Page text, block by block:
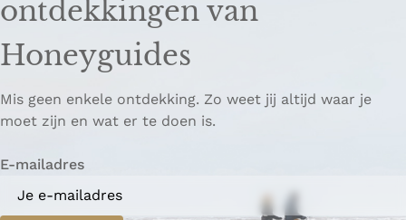
e
e
a
g
n
e
e
p
a
g
o
p
i
r
e
ontdekkingen van
Honeyguides
Mis geen enkele ontdekking. Zo weet jij altijd waar je
moet zijn en wat er te doen is.
E-mailadres